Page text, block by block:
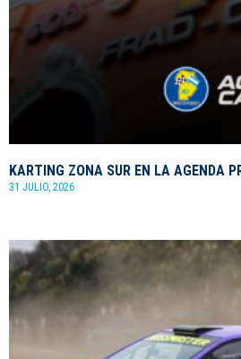
KARTING ZONA SUR EN LA AGENDA
31 JULIO, 2026